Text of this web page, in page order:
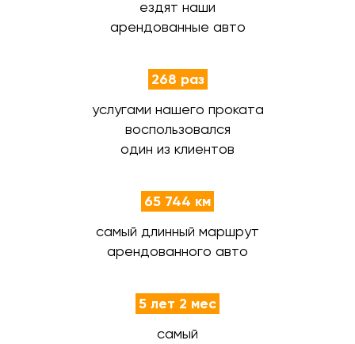
ездят наши
арендованные авто
268 раз
услугами нашего проката
воспользовался
один из клиентов
65 744 км
самый длинный маршрут
арендованного авто
5 лет 2 мес
самый